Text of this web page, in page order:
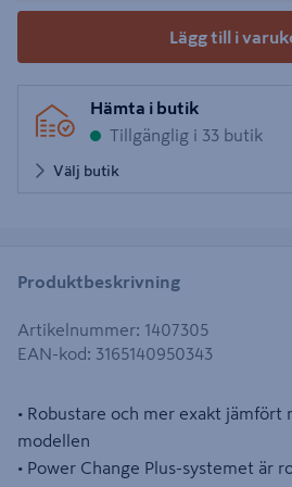
Lägg till i
Hämta i butik
Tillgänglig i 33 butik
Välj butik
Produktbeskrivning
Artikelnummer: 1407305
EAN-kod: 3165140950343
• Robustare och mer exakt jämfört
modellen
• Power Change Plus-systemet är